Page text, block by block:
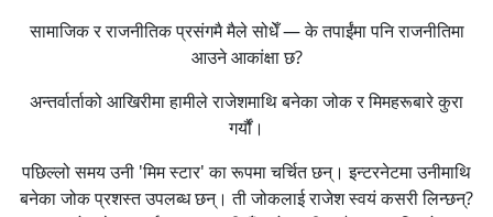
सामाजिक र राजनीतिक प्रसंगमै मैले सोधेँ — के तपाईंमा पनि राजनीतिमा
आउने आकांक्षा छ?
अन्तर्वार्ताको आखिरीमा हामीले राजेशमाथि बनेका जोक र मिमहरूबारे कुरा
गर्यौं।
पछिल्लो समय उनी 'मिम स्टार' का रूपमा चर्चित छन्। इन्टरनेटमा उनीमाथि
बनेका जोक प्रशस्त उपलब्ध छन्। ती जोकलाई राजेश स्वयं कसरी लिन्छन्?